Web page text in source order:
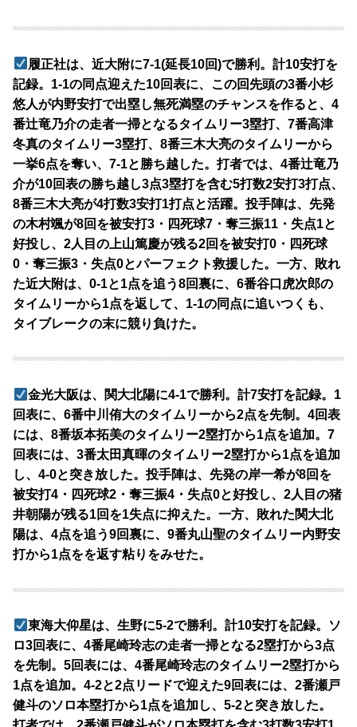
履正社は、近大附に7-1(延長10回)で勝利。計10安打を
記録。1-1の同点迎えた10回表に、この回先頭の3番小杉
悠人が内野安打で出塁し無死満塁のチャンスを作ると、4
番辻竜乃介の走者一掃となるタイムリー3塁打、7番高津
冬真のタイムリー3塁打、8番三木大亮のタイムリーから
一挙6点を奪い、7-1と勝ち越した。打者では、4番辻竜乃
介が10回表の勝ち越し3点3塁打を含む5打数2安打3打点、
8番三木大亮が4打数3安打1打点と活躍。投手陣は、先発
の木村颯が8回を被安打3・四死球7・奪三振11・失点1と
好投し、2人目の上山篤慶が残る2回を被安打0・四死球
0・奪三振3・失点0とパーフェクト救援した。一方、敗れ
た近大附は、0-1と1点を追う8回裏に、6番谷口虎次郎の
タイムリーから1点を返して、1-1の同点に追いつくも、
タイブレークの末に競り負けた。
金光大阪は、関大北陽に4-1で勝利。計7安打を記録。1
回表に、6番中川侑大のタイムリーから2点を先制。4回表
には、8番坂本拓美のタイムリー2塁打から1点を追加。7
回表には、3番太田真暉のタイムリー2塁打から1点を追加
し、4-0と突き放した。投手陣は、先発の岸一希が8回を
被安打4・四死球2・奪三振4・失点0と好投し、2人目の猪
井朝陽が残る1回を1失点に抑えた。一方、敗れた関大北
陽は、4点を追う9回裏に、9番丸山聖のタイムリー内野安
打から1点をを返す粘りをみせた。
東海大仰星は、生野に5-2で勝利。計10安打を記録。ソ
ロ3回表に、4番尾崎玲志の走者一掃となる2塁打から3点
を先制。5回表には、4番尾崎玲志のタイムリー2塁打から
1点を追加。4-2と2点リードで迎えた9回表には、2番瀬戸
健斗のソロ本塁打から1点を追加し、5-2と突き放した。